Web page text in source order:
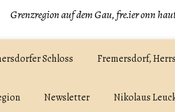
Grenzregion auf dem Gau, fre.ier onn
Schloss Fremersdorf,
Newsletter Nikolaus